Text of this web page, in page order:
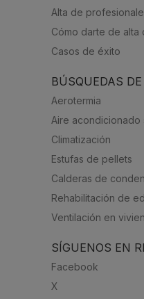
Alta de
Cómo darte de alta
Casos de éxito
BÚSQUEDAS
Aerotermia
Aire acondicionado
Climatización
Estufas de pellets
Calderas de
Rehabilitación de
Ventilación en
SÍGUENOS EN
Facebook
X